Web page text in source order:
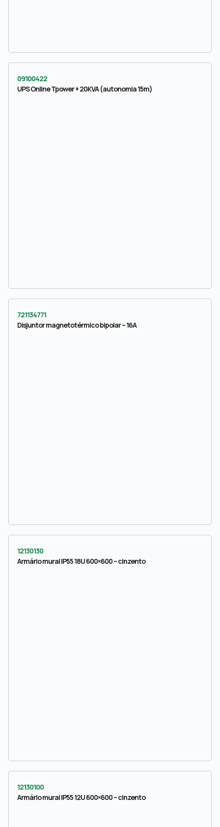
09100422
UPS Online Tpower + 20KVA (autonomia 15m)
721134771
Disjuntor magnetotérmico bipolar – 16A
12130130
Armário mural IP55 18U 600×600 – cinzento
12130100
Armário mural IP55 12U 600×600 – cinzento